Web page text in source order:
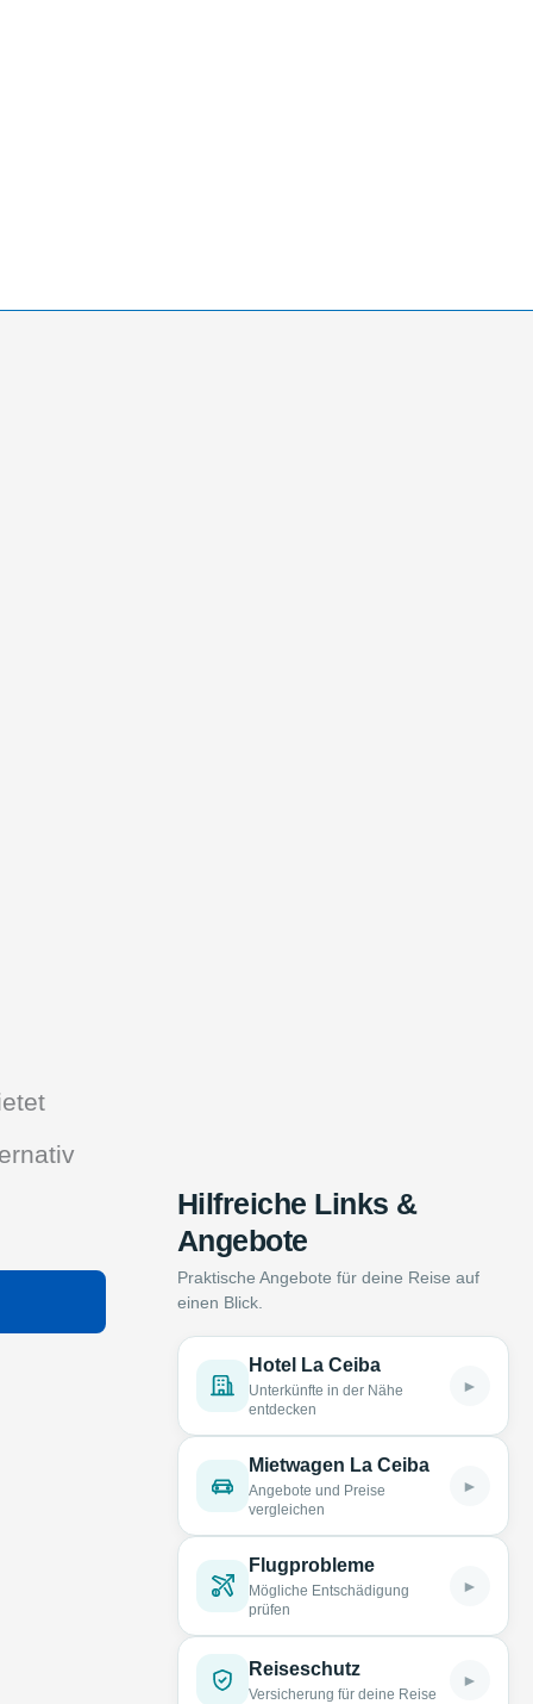
Hilfreiche Links &
Angebote
Praktische Angebote für deine Reise auf
einen Blick.
Hotel La Ceiba
Unterkünfte in der Nähe
entdecken
►
Mietwagen La Ceiba
Angebote und Preise
vergleichen
►
Flugprobleme
Mögliche Entschädigung
prüfen
►
Reiseschutz
Versicherung für deine Reise
►